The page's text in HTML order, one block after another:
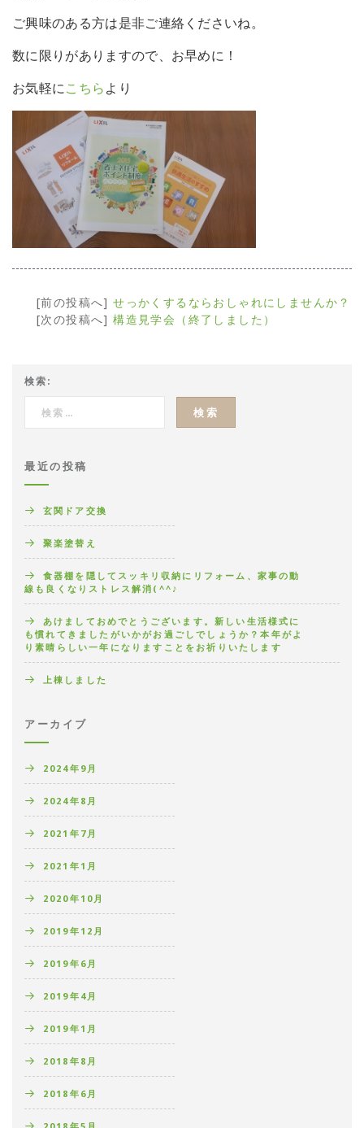
ご興味のある方は是非ご連絡くださいね。
数に限りがありますので、お早めに！
お気軽にこちらより
[前の投稿へ]せっかくするならおしゃれにしませんか？
[次の投稿へ]構造見学会（終了しました）
検索:
最近の投稿
玄関ドア交換
聚楽塗替え
食器棚を隠してスッキリ収納にリフォーム、家事の動
線も良くなりストレス解消(^^♪
あけましておめでとうございます。新しい生活様式に
も慣れてきましたがいかがお過ごしでしょうか？本年がよ
り素晴らしい一年になりますことをお祈りいたします
上棟しました
アーカイブ
2024年9月
2024年8月
2021年7月
2021年1月
2020年10月
2019年12月
2019年6月
2019年4月
2019年1月
2018年8月
2018年6月